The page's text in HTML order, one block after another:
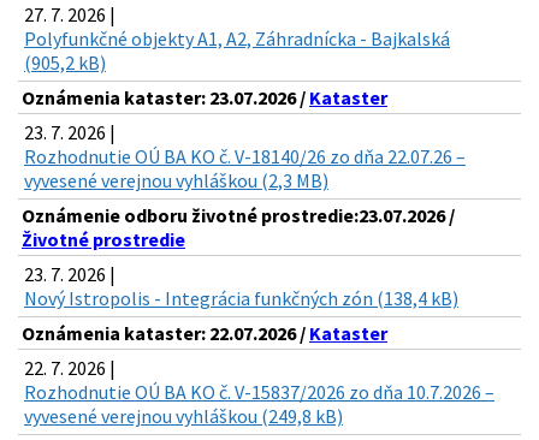
27. 7. 2026 |
Polyfunkčné objekty A1, A2, Záhradnícka - Bajkalská
(905,2 kB)
Oznámenia kataster: 23.07.2026 / Kataster
23. 7. 2026 |
Rozhodnutie OÚ BA KO č. V-18140/26 zo dňa 22.07.26 –
vyvesené verejnou vyhláškou (2,3 MB)
Oznámenie odboru životné prostredie:23.07.2026 /
Životné prostredie
23. 7. 2026 |
Nový Istropolis - Integrácia funkčných zón (138,4 kB)
Oznámenia kataster: 22.07.2026 / Kataster
22. 7. 2026 |
Rozhodnutie OÚ BA KO č. V-15837/2026 zo dňa 10.7.2026 –
vyvesené verejnou vyhláškou (249,8 kB)